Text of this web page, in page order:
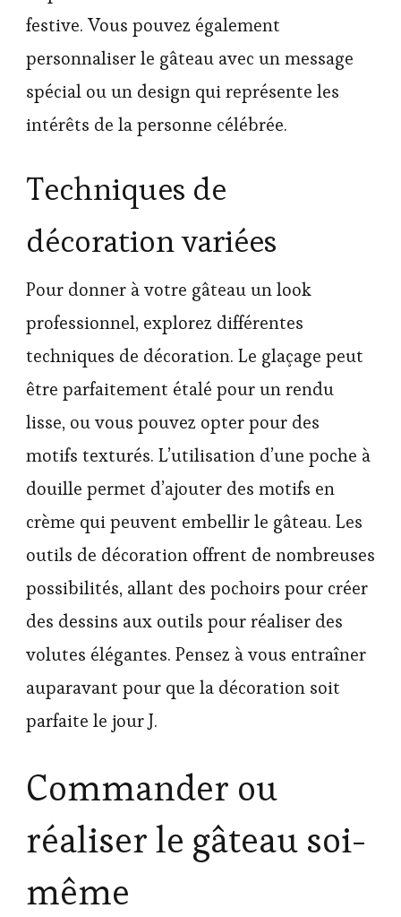
festive. Vous pouvez également
personnaliser le gâteau avec un message
spécial ou un design qui représente les
intérêts de la personne célébrée.
Techniques de
décoration variées
Pour donner à votre gâteau un look
professionnel, explorez différentes
techniques de décoration. Le glaçage peut
être parfaitement étalé pour un rendu
lisse, ou vous pouvez opter pour des
motifs texturés. L’utilisation d’une poche à
douille permet d’ajouter des motifs en
crème qui peuvent embellir le gâteau. Les
outils de décoration offrent de nombreuses
possibilités, allant des pochoirs pour créer
des dessins aux outils pour réaliser des
volutes élégantes. Pensez à vous entraîner
auparavant pour que la décoration soit
parfaite le jour J.
Commander ou
réaliser le gâteau soi-
même